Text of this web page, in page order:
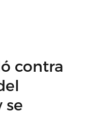
contra
se